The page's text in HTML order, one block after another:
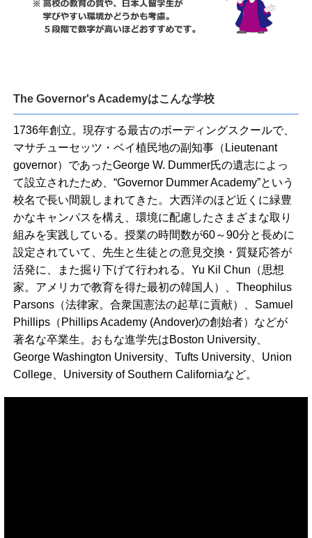
The Governor's Academyはこんな学校
1736年創立。現存する最古のボーディングスクールで、
マサチューセッツ・ベイ植民地の副知事（Lieutenant
governor）であったGeorge W. Dummer氏の遺志によっ
て設立されたため、“Governor Dummer Academy”という
校名で長い間親しまれてきた。大西洋のほど近くに緑豊
かなキャンパスを構え、環境に配慮したさまざまな取り
組みを実践している。授業の時間数が60～90分と長めに
設定されていて、先生と生徒との意見交換・質疑応答が
活発に、また掘り下げて行われる。Yu Kil Chun（思想
家。アメリカで教育を得た最初の韓国人）、Theophilus
Parsons（法律家。合衆国憲法の起草に貢献）、Samuel
Phillips（Phillips Academy (Andover)の創始者）などが
著名な卒業生。おもな進学先はBoston University、
George Washington University、Tufts University、Union
College、University of Southern Californiaなど。